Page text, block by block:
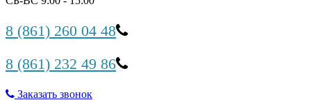
8 (861) 260 04 48
8 (861) 232 49 86
Заказать звонок